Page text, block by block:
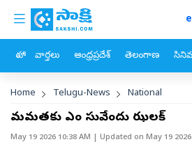
Skip to main content
custom menu
హోం వార్తలు ఆంధ్రప్రదేశ్ తెలంగాణ
Breadcrumb
Home Telugu-News National
మమతకు సీఎం సువేందు ఝలక్‌
May 19 2026 10:38 AM | Updated on May 19